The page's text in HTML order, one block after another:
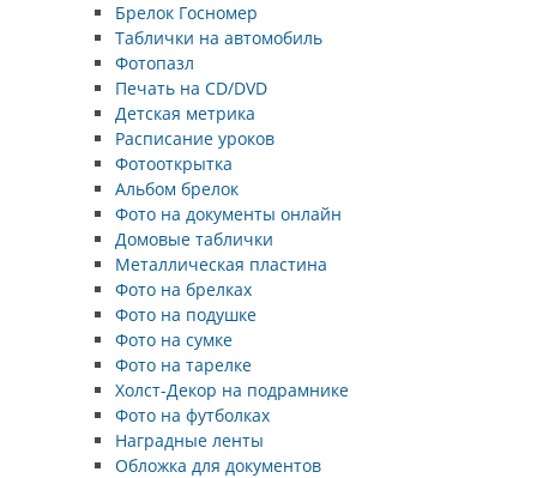
Брелок Госномер
Таблички на автомобиль
Фотопазл
Печать на CD/DVD
Детская метрика
Расписание уроков
Фотооткрытка
Альбом брелок
Фото на документы онлайн
Домовые таблички
Металлическая пластина
Фото на брелках
Фото на подушке
Фото на сумке
Фото на тарелке
Холст-Декор на подрамнике
Фото на футболках
Наградные ленты
Обложка для документов